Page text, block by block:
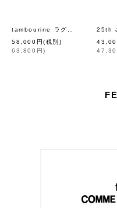
tambourine ラグランスリーブブラウス (ADA1399:CH)
58,000 円(税別)
63,800 円)